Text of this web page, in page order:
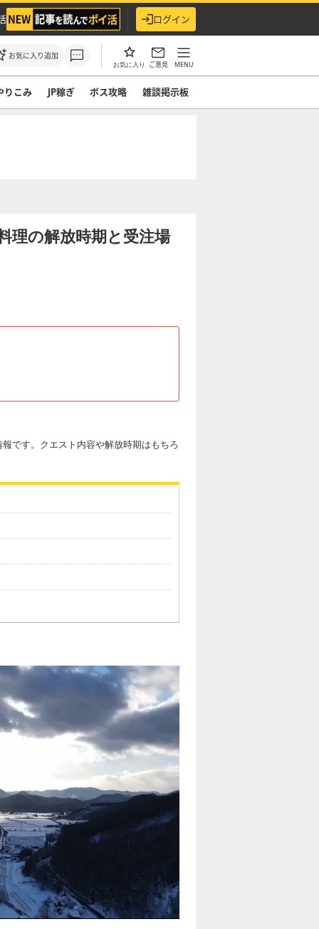
ログイン
お気に入り追加
お気に入り ご意見 MENU
りこみ JP稼ぎ ボス攻略 雑談掲示板
理の解放時期と受注場
です。クエスト内容や解放時期はもちろ